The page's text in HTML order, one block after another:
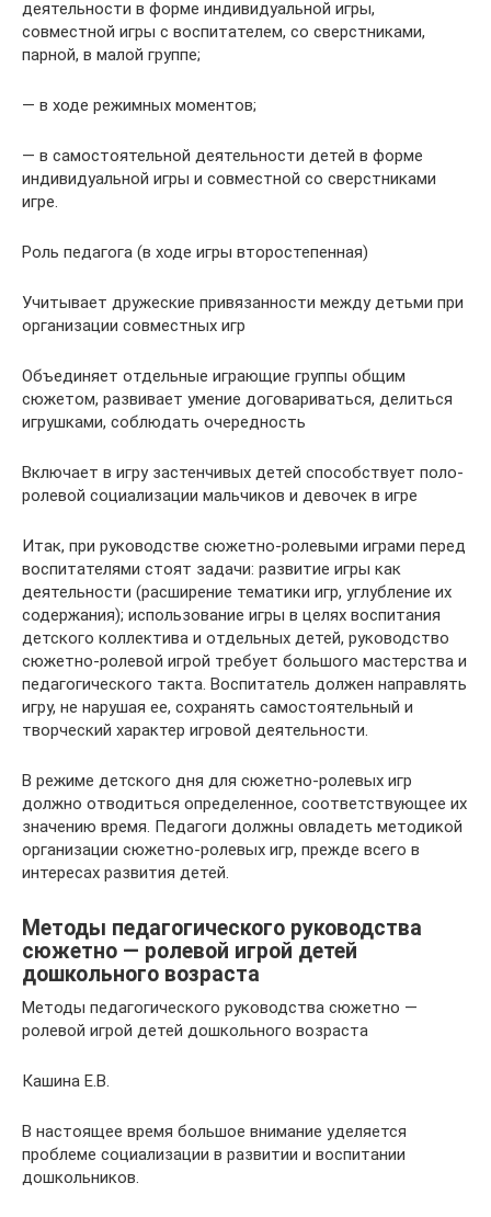
деятельности в форме индивидуальной игры,
совместной игры с воспитателем, со сверстниками,
парной, в малой группе;
— в ходе режимных моментов;
— в самостоятельной деятельности детей в форме
индивидуальной игры и совместной со сверстниками
игре.
Роль педагога (в ходе игры второстепенная)
Учитывает дружеские привязанности между детьми при
организации совместных игр
Объединяет отдельные играющие группы общим
сюжетом, развивает умение договариваться, делиться
игрушками, соблюдать очередность
Включает в игру застенчивых детей способствует поло-
ролевой социализации мальчиков и девочек в игре
Итак, при руководстве сюжетно-ролевыми играми перед
воспитателя­ми стоят задачи: развитие игры как
деятельности (расширение те­матики игр, углубление их
содержания); использование игры в це­лях воспитания
детского коллектива и отдельных детей, руковод­ство
сюжетно-ролевой игрой требует большого мастерства и
педа­гогического такта. Воспитатель должен направлять
игру, не на­рушая ее, сохранять самостоятельный и
творческий характер игро­вой деятельности.
В режиме детского дня для сюжетно-ролевых игр
должно отводиться определенное, соответствующее их
значению время. Педагоги должны овладеть методикой
организации сюжетно-ролевых игр, прежде всего в
интересах развития детей.
Методы педагогического руководства
сюжетно — ролевой игрой детей
дошкольного возраста
Методы педагогического руководства сюжетно —
ролевой игрой детей дошкольного возраста
Кашина Е.В.
В настоящее время большое внимание уделяется
проблеме социализации в развитии и воспитании
дошкольников.